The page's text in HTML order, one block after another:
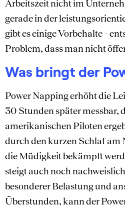
Arbeitszeit nicht im
gerade in der
gibt es einige Vorbehalte –
Problem, dass man nicht
Was bringt der
Power Napping erhöht die
30 Stunden später messbar,
amerikanischen Piloten
durch den kurzen Schlaf
die Müdigkeit bekämpft
steigt auch noch
besonderer Belastung und
Überstunden, kann der